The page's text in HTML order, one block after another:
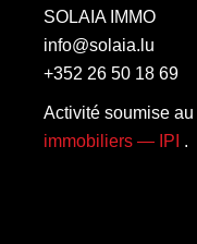
SOLAIA IMMO
info@solaia.lu
+352 26 50 18 69
Activité soumise au
immobiliers — IPI .